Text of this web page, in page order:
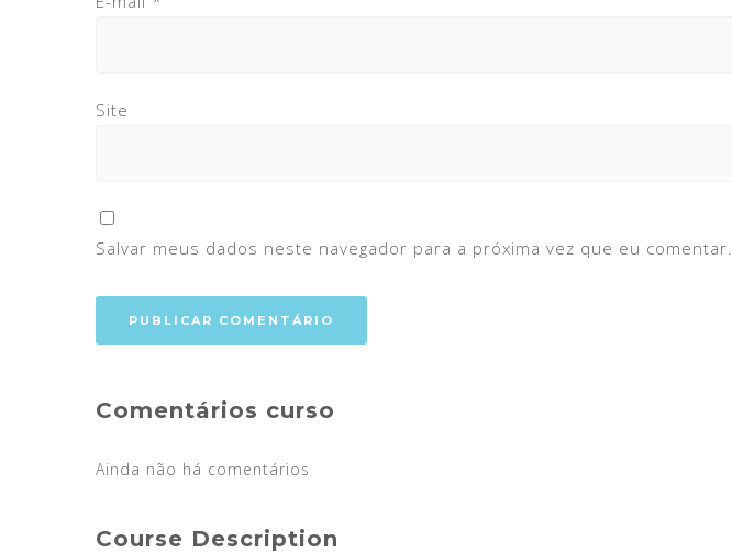
Site
Salvar meus dados neste navegador para a próxima vez que eu comentar.
Comentários curso
Ainda não há comentários
Course Description